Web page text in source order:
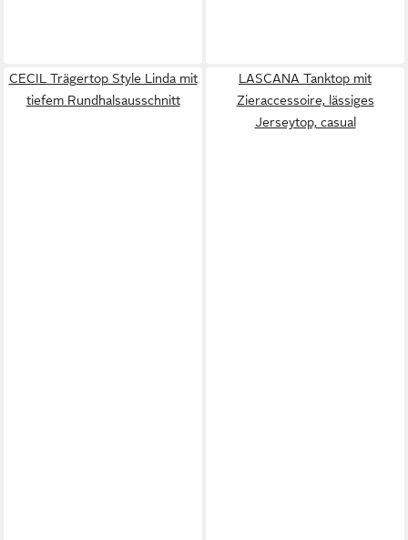
CECIL Trägertop Style Linda mit
tiefem Rundhalsausschnitt
LASCANA Tanktop mit
Zieraccessoire, lässiges
Jerseytop, casual